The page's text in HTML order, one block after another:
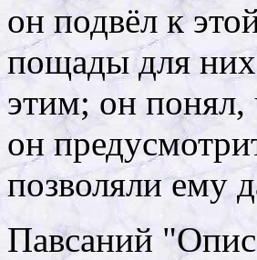
он подвёл к
пощады для
этим; он понял,
он
позволяли ему
Павсаний